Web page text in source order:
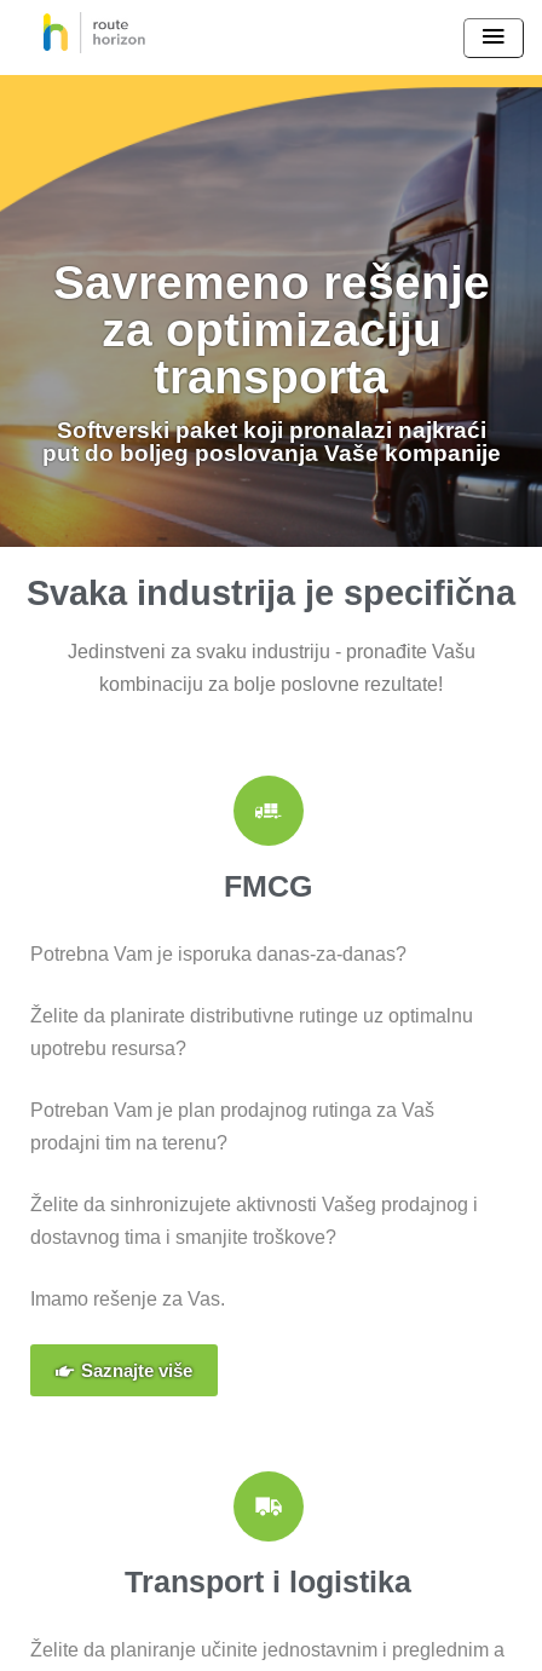
Savremeno rešenje
za optimizaciju
transporta
Softverski paket koji pronalazi najkraći
put do boljeg poslovanja Vaše kompanije
Svaka industrija je specifična
Jedinstveni za svaku industriju - pronađite Vašu
kombinaciju za bolje poslovne rezultate!
FMCG
Potrebna Vam je isporuka danas-za-danas?
Želite da planirate distributivne rutinge uz optimalnu
upotrebu resursa?
Potreban Vam je plan prodajnog rutinga za Vaš
prodajni tim na terenu?
Želite da sinhronizujete aktivnosti Vašeg prodajnog i
dostavnog tima i smanjite troškove?
Imamo rešenje za Vas.
Saznajte više
Transport i logistika
Želite da planiranje učinite jednostavnim i preglednim a